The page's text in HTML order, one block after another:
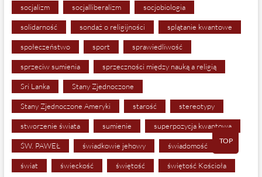
socjalizm socjalliberalizm socjobiologia
solidarność sondaż o religijności splątanie kwantowe
społeczeństwo sport sprawiedliwość
sprzeciw sumienia sprzeczności między nauką a religią
Sri Lanka Stany Zjednoczone
Stany Zjednoczone Ameryki starość stereotypy
stworzenie świata sumienie superpozycja kwantowa
ŚW. PAWEŁ świadkowie jehowy świadomość
świat świeckość świętość świętość Kościoła
TOP